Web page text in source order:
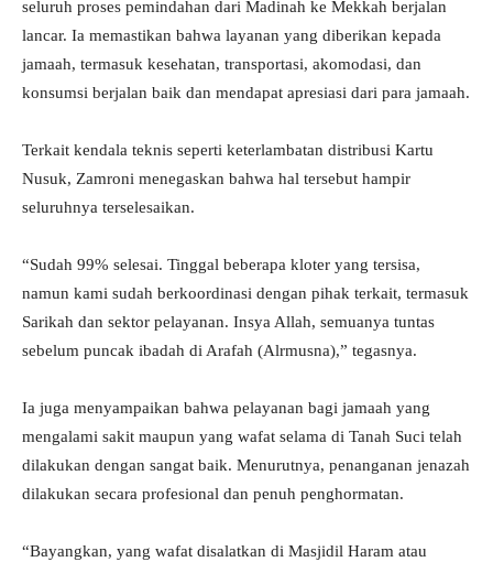
seluruh proses pemindahan dari Madinah ke Mekkah berjalan
lancar. Ia memastikan bahwa layanan yang diberikan kepada
jamaah, termasuk kesehatan, transportasi, akomodasi, dan
konsumsi berjalan baik dan mendapat apresiasi dari para jamaah.
Terkait kendala teknis seperti keterlambatan distribusi Kartu
Nusuk, Zamroni menegaskan bahwa hal tersebut hampir
seluruhnya terselesaikan.
“Sudah 99% selesai. Tinggal beberapa kloter yang tersisa,
namun kami sudah berkoordinasi dengan pihak terkait, termasuk
Sarikah dan sektor pelayanan. Insya Allah, semuanya tuntas
sebelum puncak ibadah di Arafah (Alrmusna),” tegasnya.
Ia juga menyampaikan bahwa pelayanan bagi jamaah yang
mengalami sakit maupun yang wafat selama di Tanah Suci telah
dilakukan dengan sangat baik. Menurutnya, penanganan jenazah
dilakukan secara profesional dan penuh penghormatan.
“Bayangkan, yang wafat disalatkan di Masjidil Haram atau